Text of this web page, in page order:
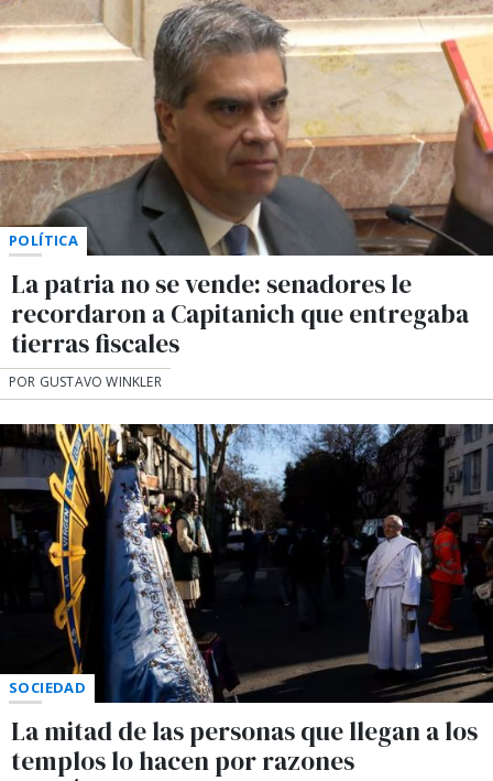
POLÍTICA
La patria no se vende: senadores le
recordaron a Capitanich que entregaba
tierras fiscales
POR GUSTAVO WINKLER
SOCIEDAD
La mitad de las personas que llegan a los
templos lo hacen por razones